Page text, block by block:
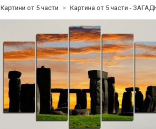
Картини от 5 части > Картина от 5 части -